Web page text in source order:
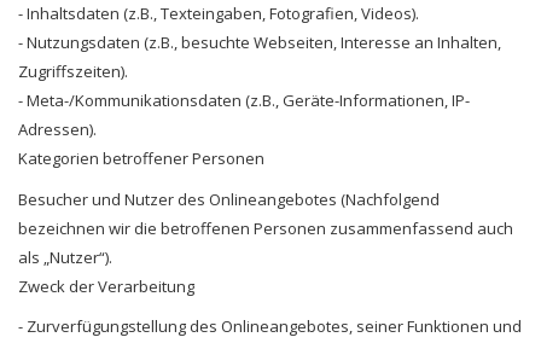
- Inhaltsdaten (z.B., Texteingaben, Fotografien, Videos).
- Nutzungsdaten (z.B., besuchte Webseiten, Interesse an Inhalten,
Zugriffszeiten).
- Meta-/Kommunikationsdaten (z.B., Geräte-Informationen, IP-
Adressen).
Kategorien betroffener Personen
Besucher und Nutzer des Onlineangebotes (Nachfolgend
bezeichnen wir die betroffenen Personen zusammenfassend auch
als „Nutzer“).
Zweck der Verarbeitung
- Zurverfügungstellung des Onlineangebotes, seiner Funktionen und